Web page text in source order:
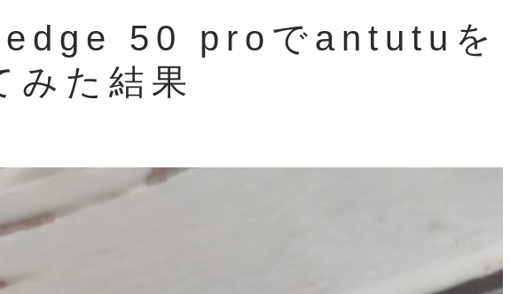
50 proでantutuを
みた結果